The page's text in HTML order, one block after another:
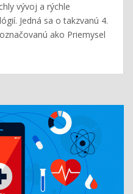
vývoj a rýchle
Jedná sa o takzvanú 4.
ako Priemysel